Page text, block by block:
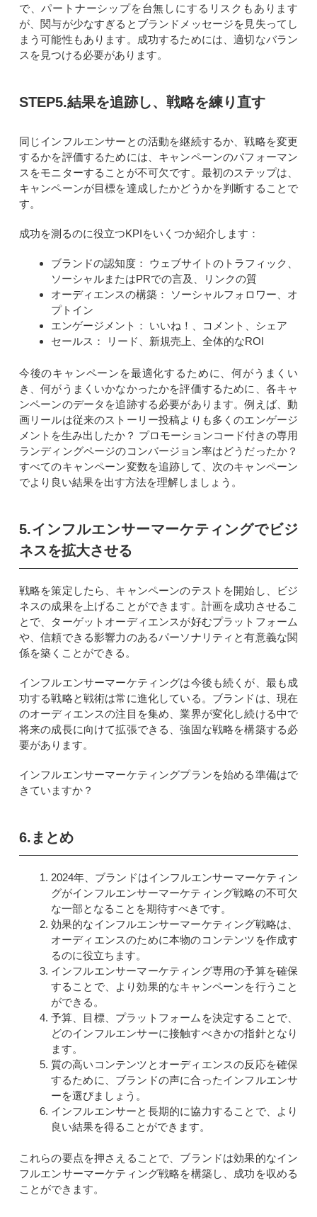
で、パートナーシップを台無しにするリスクもあります
が、関与が少なすぎるとブランドメッセージを見失ってし
まう可能性もあります。成功するためには、適切なバラン
スを見つける必要があります。
STEP5.結果を追跡し、戦略を練り直す
同じインフルエンサーとの活動を継続するか、戦略を変更
するかを評価するためには、キャンペーンのパフォーマン
スをモニターすることが不可欠です。最初のステップは、
キャンペーンが目標を達成したかどうかを判断することで
す。
成功を測るのに役立つKPIをいくつか紹介します：
ブランドの認知度： ウェブサイトのトラフィック、
ソーシャルまたはPRでの言及、リンクの質
オーディエンスの構築： ソーシャルフォロワー、オ
プトイン
エンゲージメント： いいね！、コメント、シェア
セールス： リード、新規売上、全体的なROI
今後のキャンペーンを最適化するために、何がうまくい
き、何がうまくいかなかったかを評価するために、各キャ
ンペーンのデータを追跡する必要があります。例えば、動
画リールは従来のストーリー投稿よりも多くのエンゲージ
メントを生み出したか？ プロモーションコード付きの専用
ランディングページのコンバージョン率はどうだったか？
すべてのキャンペーン変数を追跡して、次のキャンペーン
でより良い結果を出す方法を理解しましょう。
5.インフルエンサーマーケティングでビジ
ネスを拡大させる
戦略を策定したら、キャンペーンのテストを開始し、ビジ
ネスの成果を上げることができます。計画を成功させるこ
とで、ターゲットオーディエンスが好むプラットフォーム
や、信頼できる影響力のあるパーソナリティと有意義な関
係を築くことができる。
インフルエンサーマーケティングは今後も続くが、最も成
功する戦略と戦術は常に進化している。ブランドは、現在
のオーディエンスの注目を集め、業界が変化し続ける中で
将来の成長に向けて拡張できる、強固な戦略を構築する必
要があります。
インフルエンサーマーケティングプランを始める準備はで
きていますか？
6.まとめ
2024年、ブランドはインフルエンサーマーケティン
グがインフルエンサーマーケティング戦略の不可欠
な一部となることを期待すべきです。
効果的なインフルエンサーマーケティング戦略は、
オーディエンスのために本物のコンテンツを作成す
るのに役立ちます。
インフルエンサーマーケティング専用の予算を確保
することで、より効果的なキャンペーンを行うこと
ができる。
予算、目標、プラットフォームを決定することで、
どのインフルエンサーに接触すべきかの指針となり
ます。
質の高いコンテンツとオーディエンスの反応を確保
するために、ブランドの声に合ったインフルエンサ
ーを選びましょう。
インフルエンサーと長期的に協力することで、より
良い結果を得ることができます。
これらの要点を押さえることで、ブランドは効果的なイン
フルエンサーマーケティング戦略を構築し、成功を収める
ことができます。